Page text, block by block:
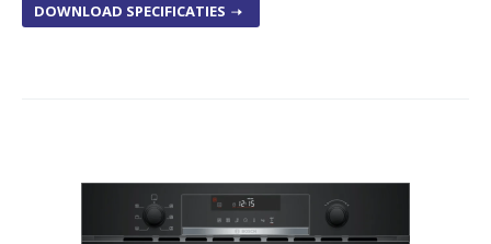
DOWNLOAD SPECIFICATIES